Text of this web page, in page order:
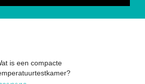
is een compacte